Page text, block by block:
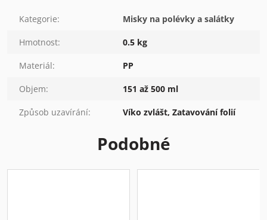
Kategorie: Misky na polévky a salátky
Hmotnost: 0.5 kg
Materiál: PP
Objem: 151 až 500 ml
Způsob uzavírání: Víko zvlášt, Zatavování folií
Podobné